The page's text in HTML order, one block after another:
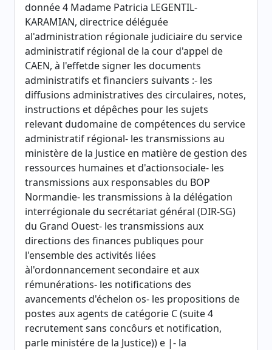
donnée 4 Madame Patricia LEGENTIL-
KARAMIAN, directrice déléguée
al'administration régionale judiciaire du service
administratif régional de la cour d'appel de
CAEN, à l'effetde signer les documents
administratifs et financiers suivants :- les
diffusions administratives des circulaires, notes,
instructions et dépêches pour les sujets
relevant dudomaine de compétences du service
administratif régional- les transmissions au
ministère de la Justice en matière de gestion des
ressources humaines et d'actionsociale- les
transmissions aux responsables du BOP
Normandie- les transmissions à la délégation
interrégionale du secrétariat général (DIR-SG)
du Grand Ouest- les transmissions aux
directions des finances publiques pour
l'ensemble des activités liées
àl'ordonnancement secondaire et aux
rémunérations- les notifications des
avancements d'échelon os- les propositions de
postes aux agents de catégorie C (suite 4
recrutement sans concôurs et notification,
parle ministére de la Justice)) e |- la